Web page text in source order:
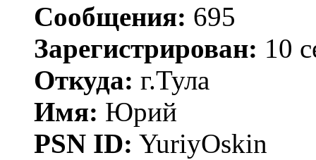
Сообщения: 695
Зарегистрирован: 10
Откуда: г.Тула
Имя: Юрий
PSN ID: YuriyOskin